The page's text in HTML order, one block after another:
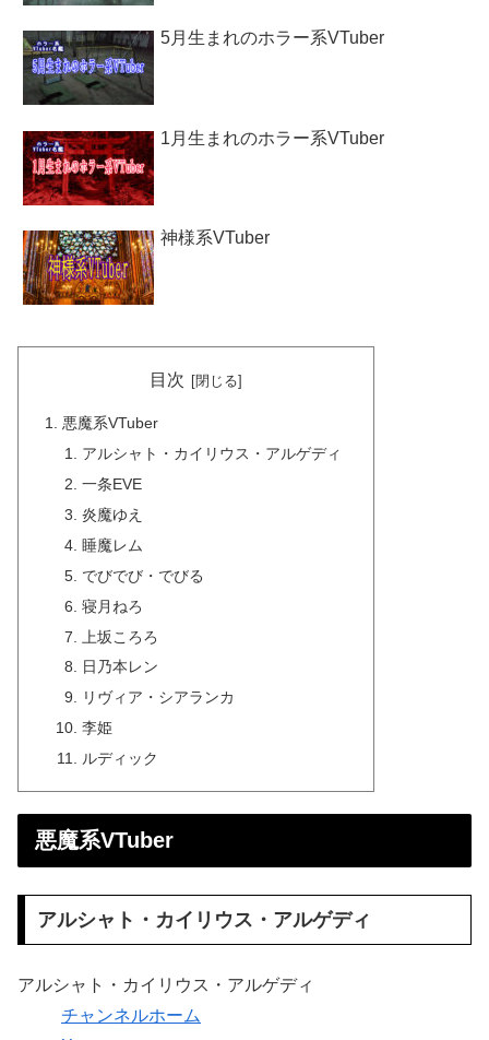
5月生まれのホラー系VTuber
1月生まれのホラー系VTuber
神様系VTuber
目次
悪魔系VTuber
アルシャト・カイリウス・アルゲディ
一条EVE
炎魔ゆえ
睡魔レム
でびでび・でびる
寝月ねろ
上坂ころろ
日乃本レン
リヴィア・シアランカ
李姫
ルディック
悪魔系VTuber
アルシャト・カイリウス・アルゲディ
アルシャト・カイリウス・アルゲディ
チャンネルホーム